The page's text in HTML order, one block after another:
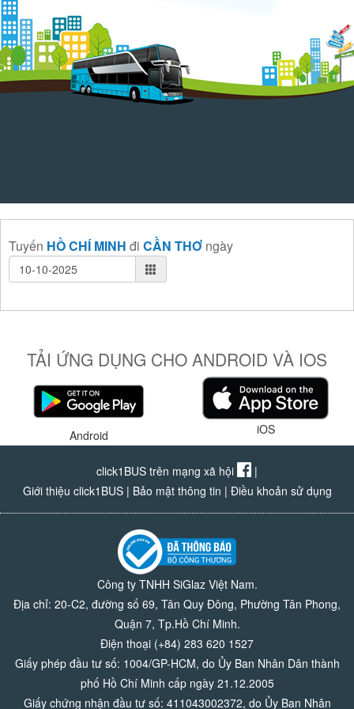
Tuyến HỒ CHÍ MINH đi CẦN THƠ ngày
TẢI ỨNG DỤNG CHO ANDROID VÀ IOS
Android iOS
click1BUS trên mạng xã hội
|
Giới thiệu click1BUS| Bảo mật thông tin | Điều khoản sử dụng
Công ty TNHH SiGlaz Việt Nam.
Địa chỉ: 20-C2, đường số 69, Tân Quy Đông, Phường Tân Phong,
Quận 7, Tp.Hồ Chí Minh.
Điện thoại (+84) 283 620 1527
Giấy phép đầu tư số: 1004/GP-HCM, do Ủy Ban Nhân Dân thành
phố Hồ Chí Minh cấp ngày 21.12.2005
Giấy chứng nhận đầu tư số: 411043002372, do Ủy Ban Nhân